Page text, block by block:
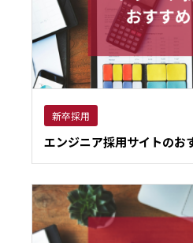
新卒採用
エンジニア採用サイトのお